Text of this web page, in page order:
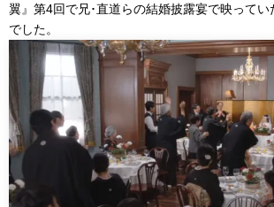
翼』第4回で兄･直道らの結婚披露宴で映って
でした。